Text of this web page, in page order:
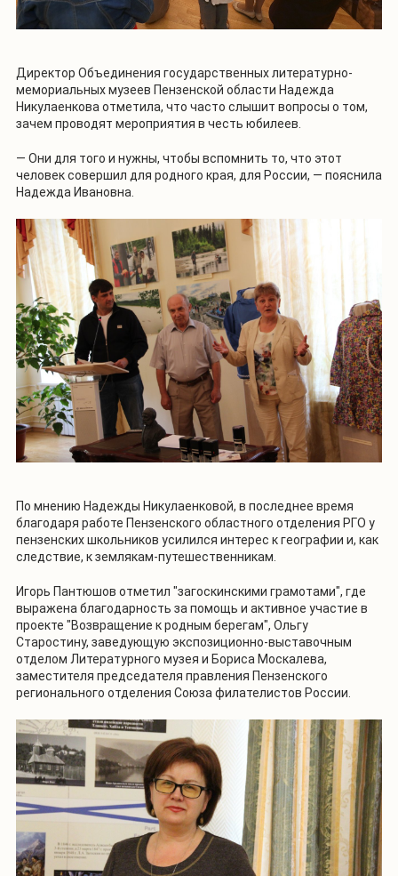
Директор Объединения государственных литературно-
мемориальных музеев Пензенской области Надежда
Никулаенкова отметила, что часто слышит вопросы о том,
зачем проводят мероприятия в честь юбилеев.
— Они для того и нужны, чтобы вспомнить то, что этот
человек совершил для родного края, для России, — пояснила
Надежда Ивановна.
По мнению Надежды Никулаенковой, в последнее время
благодаря работе Пензенского областного отделения РГО у
пензенских школьников усилился интерес к географии и, как
следствие, к землякам-путешественникам.
Игорь Пантюшов отметил "загоскинскими грамотами", где
выражена благодарность за помощь и активное участие в
проекте "Возвращение к родным берегам", Ольгу
Старостину, заведующую экспозиционно-выставочным
отделом Литературного музея и Бориса Москалева,
заместителя председателя правления Пензенского
регионального отделения Союза филателистов России.